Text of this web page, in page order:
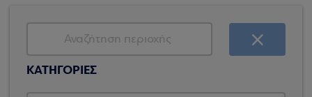
ΚΑΤΗΓΟΡΙΕΣ